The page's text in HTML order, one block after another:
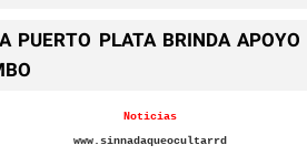
PUERTO PLATA BRINDA
Noticias
www.sinnadaqueocultarrd